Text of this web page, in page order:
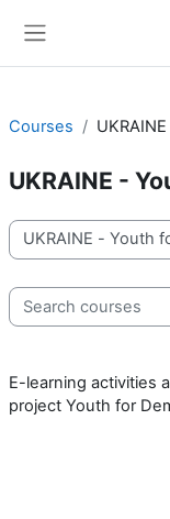
Courses
UKRAINE -
Course categories
Search courses
E-learning activities
project Youth for